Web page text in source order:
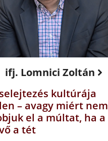
ifj. Lomnici Zoltán
kultúrája
– avagy miért nem
el a múltat, ha a
a tét